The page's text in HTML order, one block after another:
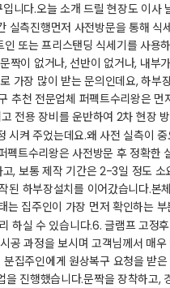
니다.​오늘 소개 드릴 현장도 이사
실측진행​먼저 사전방문을 통해
또는 프리스탠딩 식세기를 사용
이 없거나, 선반이 없거나, 내부
가장 많이 받는 문의인데요, 하부
추천 전문업체 퍼펙트수리왕은
전용 장비를 운반하여 2차 현장
켜 주었는데요.​왜 사전 실측이
트수리왕은 사전방문 후 정확한
, 보통 제작 기간은 2-3일 정도
하부장설치를 이어갔습니다.​본
는 집주인이 가장 먼저 확인하는
하실 수 있습니다.​​6. 글램프 고정
공 과정을 보시며 고객님께서 매
집주인에게 원상복구 요청을 받
진행했습니다.​문짝을 장착하고,